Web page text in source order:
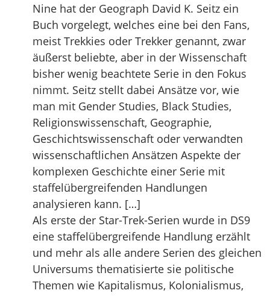
Nine hat der Geograph David K. Seitz ein
Buch vorgelegt, welches eine bei den Fans,
meist Trekkies oder Trekker genannt, zwar
äußerst beliebte, aber in der Wissenschaft
bisher wenig beachtete Serie in den Fokus
nimmt. Seitz stellt dabei Ansätze vor, wie
man mit Gender Studies, Black Studies,
Religionswissenschaft, Geographie,
Geschichtswissenschaft oder verwandten
wissenschaftlichen Ansätzen Aspekte der
komplexen Geschichte einer Serie mit
staffelübergreifenden Handlungen
analysieren kann. […]
Als erste der Star-Trek-Serien wurde in DS9
eine staffelübergreifende Handlung erzählt
und mehr als alle andere Serien des gleichen
Universums thematisierte sie politische
Themen wie Kapitalismus, Kolonialismus,